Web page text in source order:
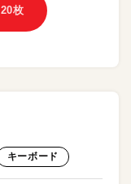
20枚
キーボード